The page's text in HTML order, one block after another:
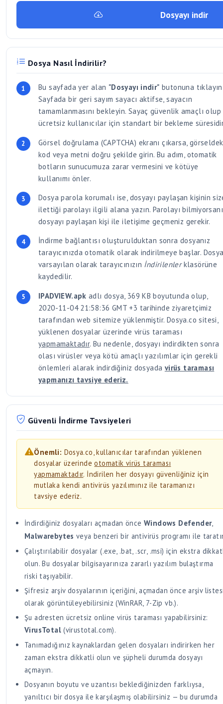
Dosyayı indir
Dosya Nasıl İndirilir?
Bu sayfada yer alan "Dosyayı indir" butonuna
Sayfada bir geri sayım sayacı aktifse, sayacın
tamamlanmasını bekleyin. Sayaç güvenlik amaçlı olup
ücretsiz kullanıcılar için standart bir bekleme
Görsel doğrulama (CAPTCHA) ekranı çıkarsa,
kod veya metni doğru şekilde girin. Bu adım, otomatik
botların sunucumuza zarar vermesini ve kötüye
kullanımı önler.
Dosya parola korumalı ise, dosyayı paylaşan kişinin
ilettiği parolayı ilgili alana yazın. Parolayı
dosyayı paylaşan kişi ile iletişime geçmeniz gerekir.
İndirme bağlantısı oluşturulduktan sonra dosyanız
tarayıcınızda otomatik olarak indirilmeye başlar.
varsayılan olarak tarayıcınızın İndirilenlerklasörüne
kaydedilir.
IPADVIEW.apk adlı dosya, 369 KB boyutunda olup,
2020-11-04 21:58:36 GMT +3 tarihinde ziyaretçimiz
tarafından web sitemize yüklenmiştir. Dosya.co sitesi,
yüklenen dosyalar üzerinde virüs taraması
yapmamaktadır. Bu nedenle, dosyayı indirdikten sonra
olası virüsler veya kötü amaçlı yazılımlar için gerekli
önlemleri alarak indirdiğiniz dosyada virüs taraması
yapmanızı tavsiye ederiz.
Güvenli İndirme Tavsiyeleri
Önemli: Dosya.co, kullanıcılar tarafından yüklenen
dosyalar üzerindeotomatik virüs taraması
yapmamaktadır. İndirilen her dosyayı güvenliğiniz için
mutlaka kendi antivirüs yazılımınız ile taramanızı
tavsiye ederiz.
İndirdiğiniz dosyaları açmadan önceWindows Defender,
Malwarebytes veya benzeri bir antivirüs programı ile
Çalıştırılabilir dosyalar (.exe, .bat, .scr, .msi) için ekstra
olun. Bu dosyalar bilgisayarınıza zararlı yazılım bulaştırma
riski taşıyabilir.
Şifresiz arşiv dosyalarının içeriğini, açmadan önce arşiv
olarak görüntüleyebilirsiniz (WinRAR, 7-Zip vb.).
Şu adresten ücretsiz online virüs taraması yapabilirsiniz:
VirusTotal(virustotal.com).
Tanımadığınız kaynaklardan gelen dosyaları indirirken her
zaman ekstra dikkatli olun ve şüpheli durumda dosyayı
açmayın.
Dosyanın boyutu ve uzantısı beklediğinizden farklıysa,
yanıltıcı bir dosya ile karşılaşmış olabilirsiniz — bu durumda